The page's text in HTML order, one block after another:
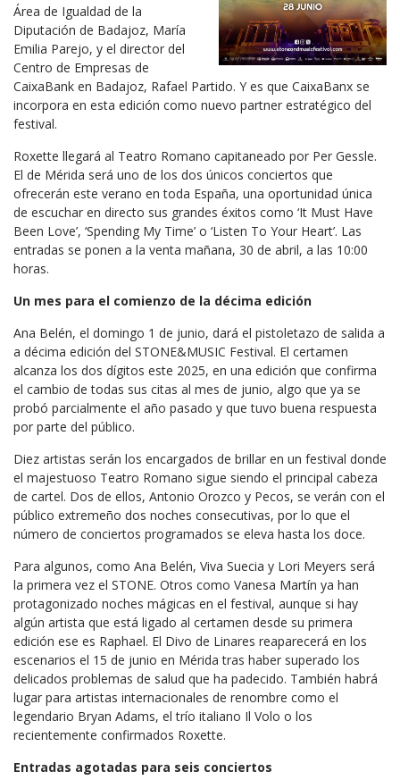
Área de Igualdad de la
Diputación de Badajoz, María
Emilia Parejo, y el director del
Centro de Empresas de
CaixaBank en Badajoz, Rafael Partido. Y es que CaixaBanx se
incorpora en esta edición como nuevo partner estratégico del
festival.
Roxette llegará al Teatro Romano capitaneado por Per Gessle.
El de Mérida será uno de los dos únicos conciertos que
ofrecerán este verano en toda España, una oportunidad única
de escuchar en directo sus grandes éxitos como ‘It Must Have
Been Love’, ‘Spending My Time’ o ‘Listen To Your Heart’. Las
entradas se ponen a la venta mañana, 30 de abril, a las 10:00
horas.
Un mes para el comienzo de la décima edición
Ana Belén, el domingo 1 de junio, dará el pistoletazo de salida a
a décima edición del STONE&MUSIC Festival. El certamen
alcanza los dos dígitos este 2025, en una edición que confirma
el cambio de todas sus citas al mes de junio, algo que ya se
probó parcialmente el año pasado y que tuvo buena respuesta
por parte del público.
Diez artistas serán los encargados de brillar en un festival donde
el majestuoso Teatro Romano sigue siendo el principal cabeza
de cartel. Dos de ellos, Antonio Orozco y Pecos, se verán con el
público extremeño dos noches consecutivas, por lo que el
número de conciertos programados se eleva hasta los doce.
Para algunos, como Ana Belén, Viva Suecia y Lori Meyers será
la primera vez el STONE. Otros como Vanesa Martín ya han
protagonizado noches mágicas en el festival, aunque si hay
algún artista que está ligado al certamen desde su primera
edición ese es Raphael. El Divo de Linares reaparecerá en los
escenarios el 15 de junio en Mérida tras haber superado los
delicados problemas de salud que ha padecido. También habrá
lugar para artistas internacionales de renombre como el
legendario Bryan Adams, el trío italiano Il Volo o los
recientemente confirmados Roxette.
Entradas agotadas para seis conciertos